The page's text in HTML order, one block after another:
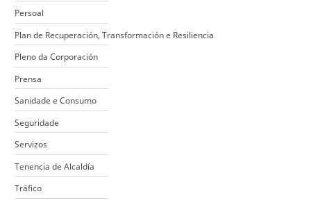
Persoal
Plan de Recuperación, Transformación e Resiliencia
Pleno da Corporación
Prensa
Sanidade e Consumo
Seguridade
Servizos
Tenencia de Alcaldía
Tráfico